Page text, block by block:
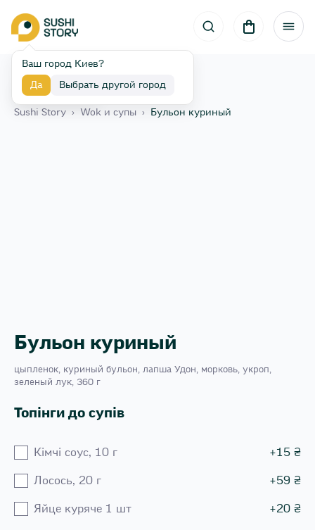
Ваш город Киев?
Да Выбрать другой город
Назад
Sushi Story › Wok и супы › Бульон куриный
Бульон куриный
цыпленок, куриный бульон, лапша Удон, морковь, укроп,
зеленый лук, 360 г
Топінги до супів
Кiмчi соус, 10 г +15 ₴
Лосось, 20 г +59 ₴
Яйце куряче 1 шт +20 ₴